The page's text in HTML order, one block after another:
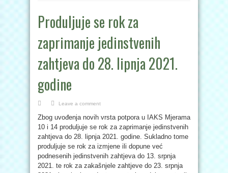
Produljuje se rok za
zaprimanje jedinstvenih
zahtjeva do 28. lipnja 2021.
godine
Leave a comment
Zbog uvođenja novih vrsta potpora u IAKS Mjerama
10 i 14 produljuje se rok za zaprimanje jedinstvenih
zahtjeva do 28. lipnja 2021. godine. Sukladno tome
produljuje se rok za izmjene ili dopune već
podnesenih jedinstvenih zahtjeva do 13. srpnja
2021. te rok za zakašnjele zahtjeve do 23. srpnja